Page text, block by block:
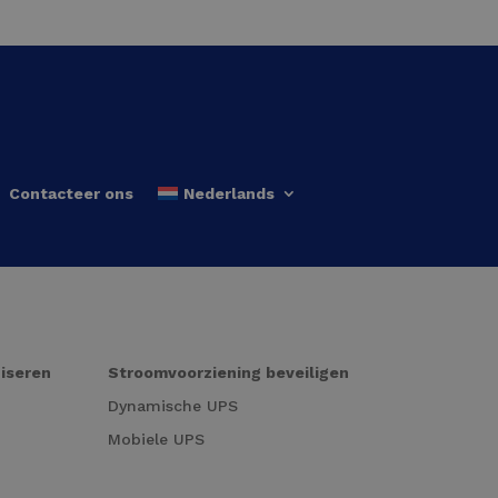
Contacteer ons Nederlands
Stroomvoorziening beveiligen
Dynamische UPS
Mobiele UPS